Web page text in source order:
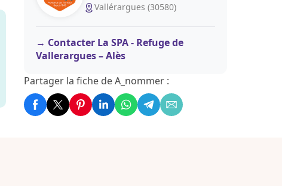
Vallérargues (30580)
Contacter La SPA - Refuge de
Vallerargues – Alès
Partager la fiche de A_nommer :